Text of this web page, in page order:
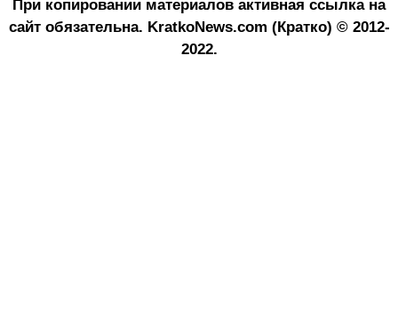
При копировании материалов активная ссылка на
сайт обязательна. KratkoNews.com (Кратко) © 2012-
2022.